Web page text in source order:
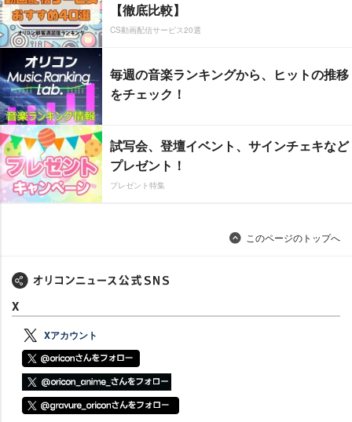
【徹底比較】
CS動画配信サービス20選
毎週の音楽ランキングから、ヒットの推移
をチェック！
試写会、登壇イベント、サインチェキなど
プレゼント！
プレゼント特集
このページのトップへ
X
Xアカウント